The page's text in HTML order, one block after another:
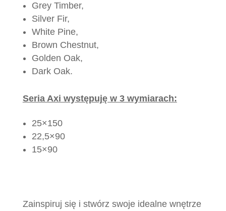
Grey Timber,
Silver Fir,
White Pine,
Brown Chestnut,
Golden Oak,
Dark Oak.
Seria Axi występuję w 3 wymiarach:
25×150
22,5×90
15×90
Zainspiruj się i stwórz swoje idealne wnętrze